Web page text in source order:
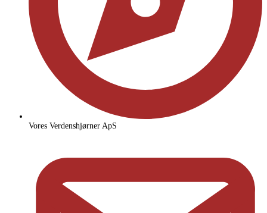
Vores Verdenshjørner ApS